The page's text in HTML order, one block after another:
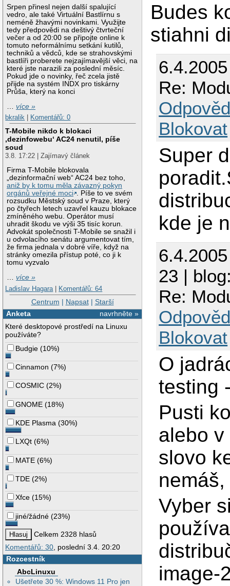
Srpen přinesl nejen další spalující
vedro, ale také Virtuální Bastlírnu s
neméně žhavými novinkami. Využijte
tedy předpovědi na deštivý čtvrteční
večer a od 20:00 se připojte online k
tomuto neformálnímu setkání kutilů,
techniků a vědců, kde se strahovskými
bastlíři proberete nejzajímavější věci, na
které jste narazili za poslední měsíc.
Pokud jde o novinky, řeč zcela jistě
přijde na systém INDX pro tiskárny
Průša, který na konci
…více »
bkralik
Komentářů: 0
T-Mobile nikdo k blokaci
‚dezinfowebu‘ AC24 nenutil, píše
soud
3.8. 17:22 | Zajímavý článek
Firma T-Mobile blokovala
„dezinformační web“ AC24 bez toho,
aniž by k tomu měla závazný pokyn
orgánů veřejné moci . Píše to ve svém
rozsudku Městský soud v Praze, který
po čtyřech letech uzavřel kauzu blokace
zmíněného webu. Operátor musí
uhradit škodu ve výši 35 tisíc korun.
Advokát společnosti T-Mobile se snažil i
u odvolacího senátu argumentovat tím,
že firma jednala v dobré víře, když na
stránky omezila přístup poté, co ji k
tomu vyzvalo
…více »
Ladislav Hagara | Komentářů: 64
Centrum | Napsat| Starší
navrhněte »
Anketa
Které desktopové prostředí na Linuxu
používáte?
Budgie (10%)
Cinnamon (7%)
COSMIC (2%)
GNOME (18%)
KDE Plasma (30%)
LXQt (6%)
MATE (6%)
TDE (2%)
Xfce (15%)
jiné/žádné (23%)
Celkem 2328 hlasů
Komentářů: 30, poslední 3.4. 20:20
Rozcestník
AbcLinuxu
Ušetřete 30 %: Windows 11 Pro jen
Budes
stiahni
Re:
Blokovat
Super
kde je
23 |
Re:
Blokovat
O
testing
Pusti
alebo
slovo
Vyber
image-